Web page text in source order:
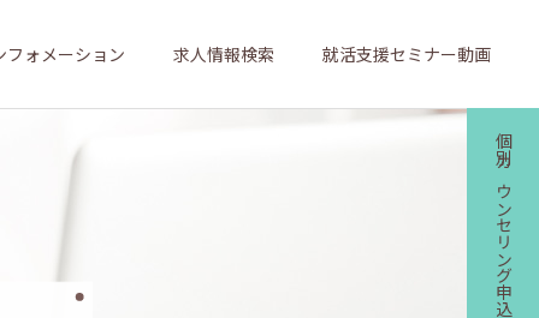
フォメーション 求人情報検索 就活支援セミナー動画
個別カウンセリング申込